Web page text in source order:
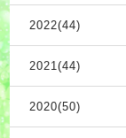
2022(44)
2021(44)
2020(50)